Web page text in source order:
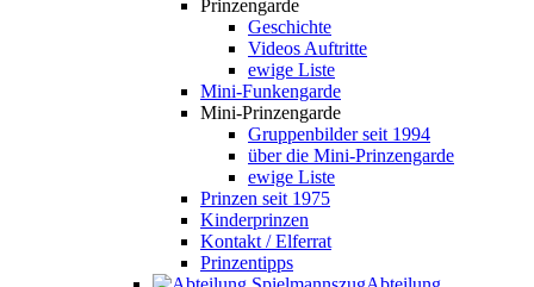
Prinzengarde
Geschichte
Videos Auftritte
ewige Liste
Mini-Funkengarde
Mini-Prinzengarde
Gruppenbilder seit 1994
über die Mini-Prinzengarde
ewige Liste
Prinzen seit 1975
Kinderprinzen
Kontakt / Elferrat
Prinzentipps